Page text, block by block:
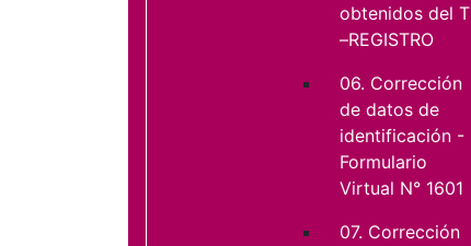
obtenidos del T
–REGISTRO
06. Corrección
de datos de
identificación -
Formulario
Virtual N° 1601
07. Corrección